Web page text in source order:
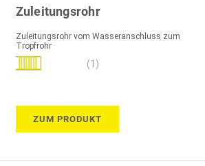
Zuleitungsrohr
Zuleitungsrohr vom Wasseranschluss zum
Tropfrohr
Bewertung:
(1)
ZUM PRODUKT